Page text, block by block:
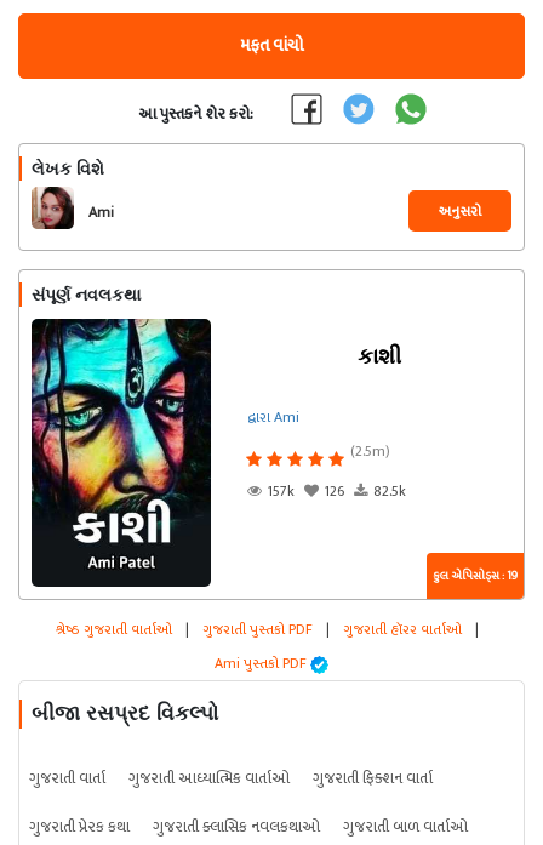
મફત વાંચો
આ પુસ્તકને શેર કરો:
લેખક વિશે
Ami અનુસરો
સંપૂર્ણ નવલકથા
કાશી
દ્વારા Ami
(2.5m)
157k
126 82.5k
કુલ એપિસોડ્સ : 19
શ્રેષ્ઠ ગુજરાતી વાર્તાઓ | ગુજરાતી પુસ્તકો PDF | ગુજરાતી હૉરર વાર્તાઓ |
Ami પુસ્તકો PDF
બીજા રસપ્રદ વિકલ્પો
ગુજરાતી વાર્તા ગુજરાતી આધ્યાત્મિક વાર્તાઓ
ગુજરાતી ફિક્શન વાર્તા
ગુજરાતી પ્રેરક કથા
ગુજરાતી ક્લાસિક નવલકથાઓ ગુજરાતી બાળ વાર્તાઓ